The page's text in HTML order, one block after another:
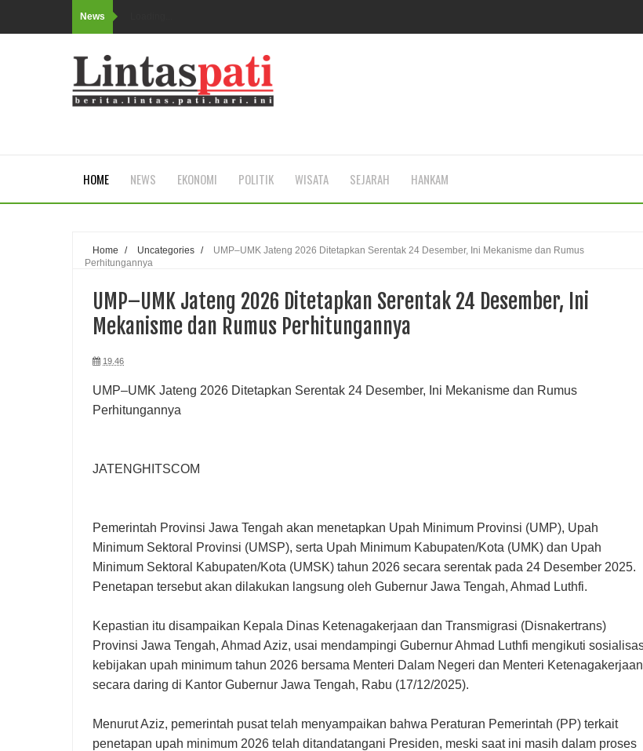
News
HOME NEWS EKONOMI POLITIK WISATA SEJARAH HANKAM
Home / Uncategories /
UMP–UMK Jateng 2026 Ditetapkan Serentak 24 Desember, Ini Mekanisme dan Rumus
Perhitungannya
UMP–UMK Jateng 2026 Ditetapkan Serentak 24 Desember, Ini
Mekanisme dan Rumus Perhitungannya
19.46
UMP–UMK Jateng 2026 Ditetapkan Serentak 24 Desember, Ini Mekanisme dan Rumus
Perhitungannya
JATENGHITSCOM
Pemerintah Provinsi Jawa Tengah akan menetapkan Upah Minimum Provinsi (UMP), Upah
Minimum Sektoral Provinsi (UMSP), serta Upah Minimum Kabupaten/Kota (UMK) dan Upah
Minimum Sektoral Kabupaten/Kota (UMSK) tahun 2026 secara serentak pada 24 Desember 2025.
Penetapan tersebut akan dilakukan langsung oleh Gubernur Jawa Tengah, Ahmad Luthfi.
Kepastian itu disampaikan Kepala Dinas Ketenagakerjaan dan Transmigrasi (Disnakertrans)
Provinsi Jawa Tengah, Ahmad Aziz, usai mendampingi Gubernur Ahmad Luthfi mengikuti
kebijakan upah minimum tahun 2026 bersama Menteri Dalam Negeri dan Menteri Ketenagakerjaan
secara daring di Kantor Gubernur Jawa Tengah, Rabu (17/12/2025).
Menurut Aziz, pemerintah pusat telah menyampaikan bahwa Peraturan Pemerintah (PP) terkait
penetapan upah minimum 2026 telah ditandatangani Presiden, meski saat ini masih dalam proses